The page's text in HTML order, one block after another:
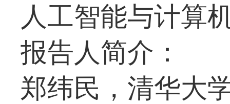
人工智能与计算
报告人简介：
郑纬民，清华大